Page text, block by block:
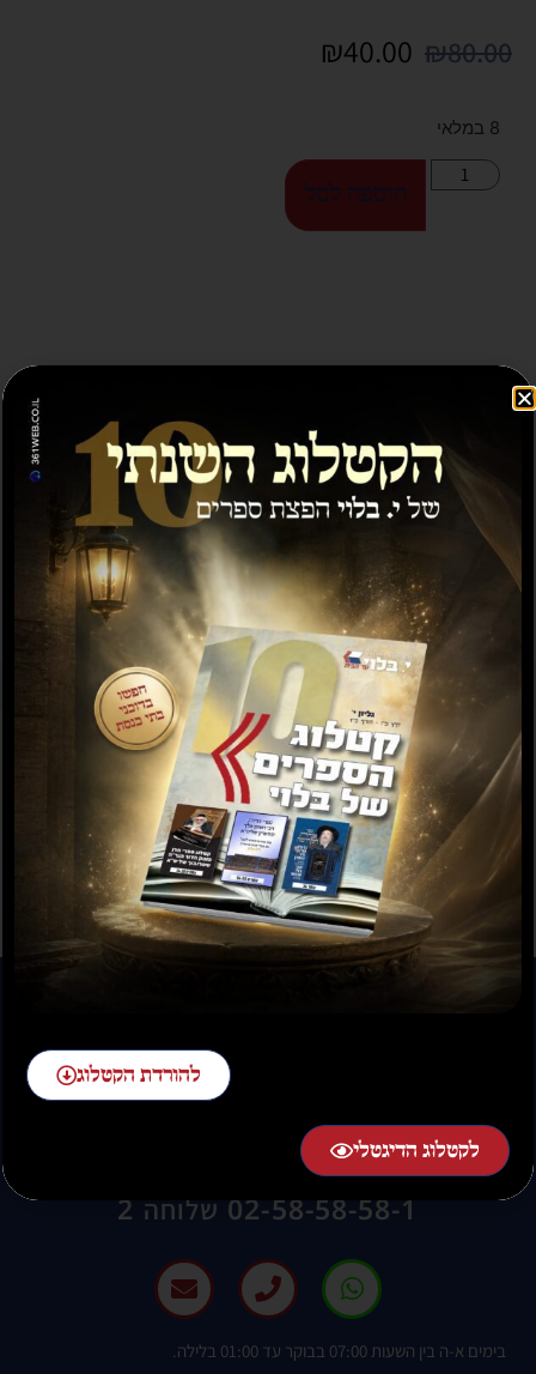
₪80.00
₪40.00
8 במלאי
הוספה לסל
מבצע
תשועה ברוב יועץ
₪35.00 ₪15.00
תשובה מאת הרב ראובן
לויכטר שליטא
20.00 ₪30.00
להזמנות חייגו:
02-58-58-58-1 שלוחה 2
בימים א-ה בין השעות 07:00 בבוקר עד 01:00 בלילה.
להורדת הקטלוג
לקטלוג הדיגטלי